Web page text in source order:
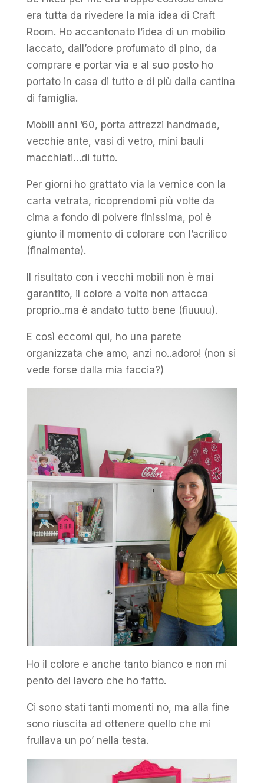
era tutta da rivedere la mia idea di Craft
Room. Ho accantonato l’idea di un mobilio
laccato, dall’odore profumato di pino, da
comprare e portar via e al suo posto ho
portato in casa di tutto e di più dalla cantina
di famiglia.
Mobili anni ’60, porta attrezzi handmade,
vecchie ante, vasi di vetro, mini bauli
macchiati…di tutto.
Per giorni ho grattato via la vernice con la
carta vetrata, ricoprendomi più volte da
cima a fondo di polvere finissima, poi è
giunto il momento di colorare con l’acrilico
(finalmente).
Il risultato con i vecchi mobili non è mai
garantito, il colore a volte non attacca
proprio..ma è andato tutto bene (fiuuuu).
E così eccomi qui, ho una parete
organizzata che amo, anzi no..adoro! (non si
vede forse dalla mia faccia?)
Ho il colore e anche tanto bianco e non mi
pento del lavoro che ho fatto.
Ci sono stati tanti momenti no, ma alla fine
sono riuscita ad ottenere quello che mi
frullava un po’ nella testa.